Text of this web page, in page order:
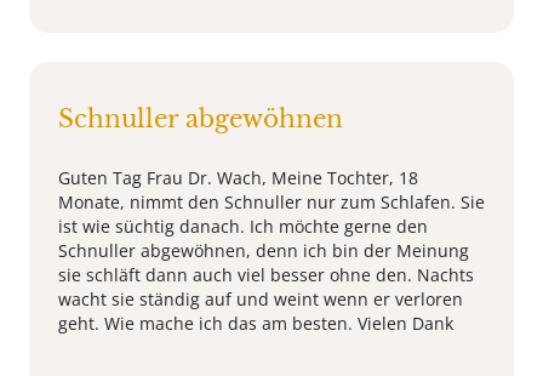
Schnuller abgewöhnen
Guten Tag Frau Dr. Wach, Meine Tochter, 18
Monate, nimmt den Schnuller nur zum Schlafen. Sie
ist wie süchtig danach. Ich möchte gerne den
Schnuller abgewöhnen, denn ich bin der Meinung
sie schläft dann auch viel besser ohne den. Nachts
wacht sie ständig auf und weint wenn er verloren
geht. Wie mache ich das am besten. Vielen Dank